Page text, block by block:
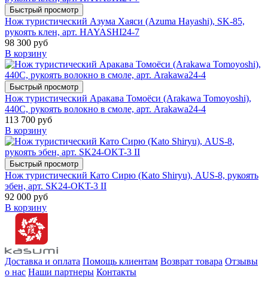
Быстрый просмотр
Нож туристический Азума Хаяси (Azuma Hayashi), SK-85,
рукоять клен, арт. HAYASHI24-7
98 300 руб
В корзину
Быстрый просмотр
Нож туристический Аракава Томоёси (Arakawa Tomoyoshi),
440C, рукоять волокно в смоле, арт. Arakawa24-4
113 700 руб
В корзину
Быстрый просмотр
Нож туристический Като Сирю (Kato Shiryu), AUS-8, рукоять
эбен, арт. SK24-OKT-3 II
92 000 руб
В корзину
Доставка и оплата Помощь клиентам Возврат товара Отзывы
о нас Наши партнеры Контакты